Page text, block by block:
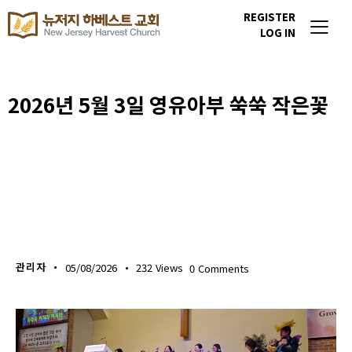
REGISTER
LOG IN
2026년 5월 3일 영유아부 쑥쑥 작은꽃
관리자 05/08/2026 232 Views 0 Comments